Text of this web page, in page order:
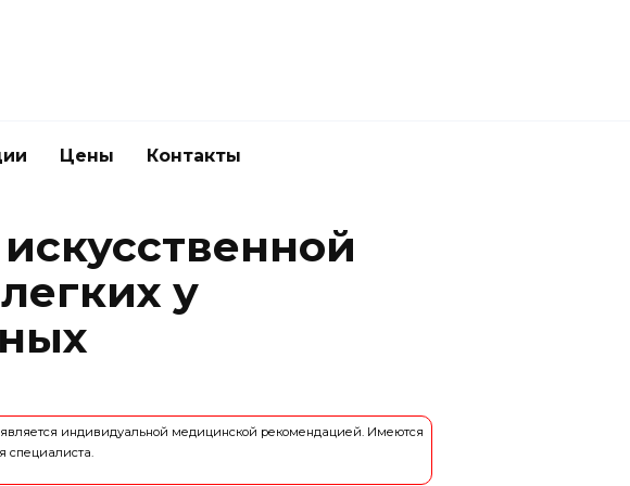
Цены Контакты
у
индивидуальной медицинской рекомендацией. Имеются
специалиста.